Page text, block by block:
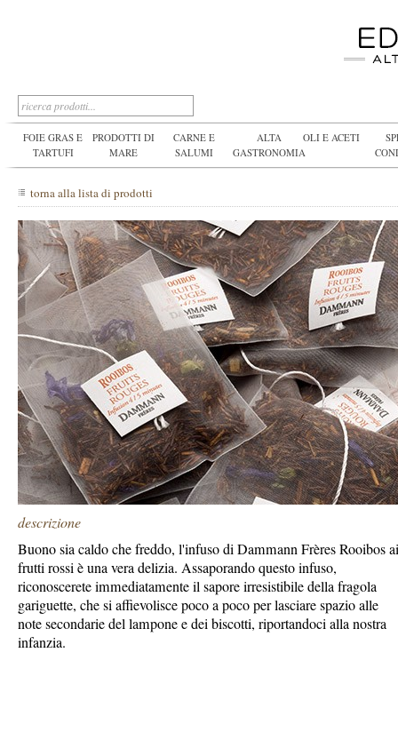
FOIE GRAS E
TARTUFI
PRODOTTI DI
MARE
CARNE E
SALUMI
ALTA
GASTRONOMIA
OLI E ACETI
torna alla lista di prodotti
descrizione
Buono sia caldo che freddo, l'infuso di Dammann Frères Rooibos ai
frutti rossi è una vera delizia. Assaporando questo infuso,
riconoscerete immediatamente il sapore irresistibile della fragola
gariguette, che si affievolisce poco a poco per lasciare spazio alle
note secondarie del lampone e dei biscotti, riportandoci alla nostra
infanzia.